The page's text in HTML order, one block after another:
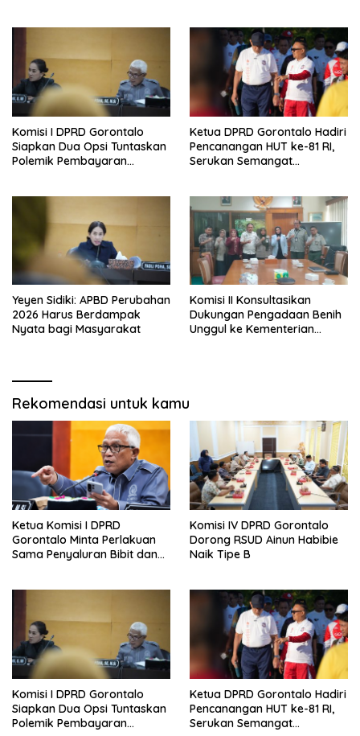
Komisi I DPRD Gorontalo
Siapkan Dua Opsi Tuntaskan
Polemik Pembayaran
Ketua DPRD Gorontalo Hadiri
Pencanangan HUT ke-81 RI,
Serukan Semangat
Yeyen Sidiki: APBD Perubahan
2026 Harus Berdampak
Nyata bagi Masyarakat
Komisi II Konsultasikan
Dukungan Pengadaan Benih
Unggul ke Kementerian
Rekomendasi untuk kamu
Ketua Komisi I DPRD
Gorontalo Minta Perlakuan
Sama Penyaluran Bibit dan
Komisi IV DPRD Gorontalo
Dorong RSUD Ainun Habibie
Naik Tipe B
Komisi I DPRD Gorontalo
Siapkan Dua Opsi Tuntaskan
Polemik Pembayaran
Ketua DPRD Gorontalo Hadiri
Pencanangan HUT ke-81 RI,
Serukan Semangat